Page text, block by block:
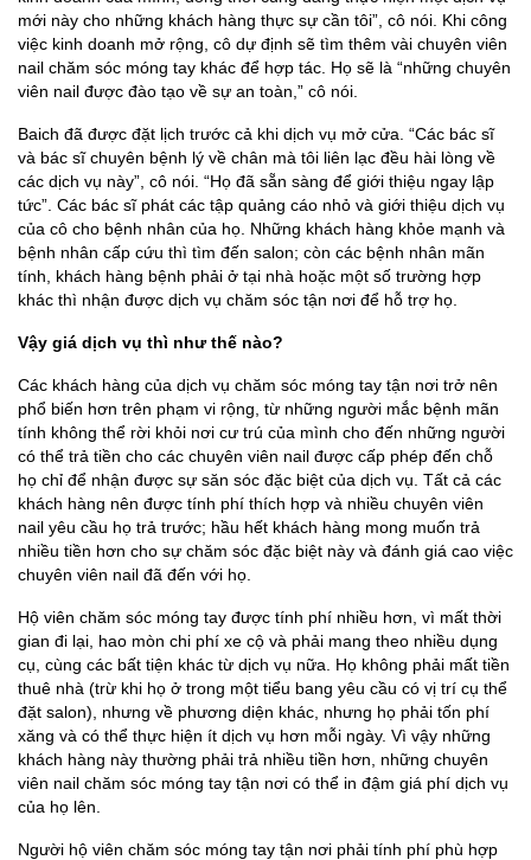
mới này cho những khách hàng thực sự cần tôi”, cô nói. Khi công
việc kinh doanh mở rộng, cô dự định sẽ tìm thêm vài chuyên viên
nail chăm sóc móng tay khác để hợp tác. Họ sẽ là “những chuyên
viên nail được đào tạo về sự an toàn,” cô nói.
Baich đã được đặt lịch trước cả khi dịch vụ mở cửa. “Các bác sĩ
và bác sĩ chuyên bệnh lý về chân mà tôi liên lạc đều hài lòng về
các dịch vụ này”, cô nói. “Họ đã sẵn sàng để giới thiệu ngay lập
tức”. Các bác sĩ phát các tập quảng cáo nhỏ và giới thiệu dịch vụ
của cô cho bệnh nhân của họ. Những khách hàng khỏe mạnh và
bệnh nhân cấp cứu thì tìm đến salon; còn các bệnh nhân mãn
tính, khách hàng bệnh phải ở tại nhà hoặc một số trường hợp
khác thì nhận được dịch vụ chăm sóc tận nơi để hỗ trợ họ.
Vậy giá dịch vụ thì như thế nào?
Các khách hàng của dịch vụ chăm sóc móng tay tận nơi trở nên
phổ biến hơn trên phạm vi rộng, từ những người mắc bệnh mãn
tính không thể rời khỏi nơi cư trú của mình cho đến những người
có thể trả tiền cho các chuyên viên nail được cấp phép đến chỗ
họ chỉ để nhận được sự săn sóc đặc biệt của dịch vụ. Tất cả các
khách hàng nên được tính phí thích hợp và nhiều chuyên viên
nail yêu cầu họ trả trước; hầu hết khách hàng mong muốn trả
nhiều tiền hơn cho sự chăm sóc đặc biệt này và đánh giá cao việc
chuyên viên nail đã đến với họ.
Hộ viên chăm sóc móng tay được tính phí nhiều hơn, vì mất thời
gian đi lại, hao mòn chi phí xe cộ và phải mang theo nhiều dụng
cụ, cùng các bất tiện khác từ dịch vụ nữa. Họ không phải mất tiền
thuê nhà (trừ khi họ ở trong một tiểu bang yêu cầu có vị trí cụ thể
đặt salon), nhưng về phương diện khác, nhưng họ phải tốn phí
xăng và có thể thực hiện ít dịch vụ hơn mỗi ngày. Vì vậy những
khách hàng này thường phải trả nhiều tiền hơn, những chuyên
viên nail chăm sóc móng tay tận nơi có thể in đậm giá phí dịch vụ
của họ lên.
Người hộ viên chăm sóc móng tay tận nơi phải tính phí phù hợp